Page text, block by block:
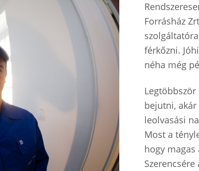
Forrásház
férkőzni.
néha még
bejutni,
leolvasási
Most a
hogy